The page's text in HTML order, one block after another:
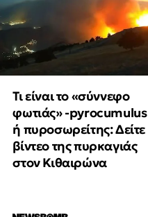
Τι είναι το «σύννεφο
φωτιάς» -pyrocumulus
ή πυροσωρείτης: Δείτε
βίντεο της πυρκαγιάς
στον Κιθαιρώνα